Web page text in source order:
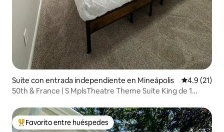
Suite con entrada independiente en Mineápolis Calificación
4.9 (21)
50th & France | S MplsTheatre Theme Suite King de 1
De los mejores en Favorito entre huéspedes
Favorito entre huéspedes